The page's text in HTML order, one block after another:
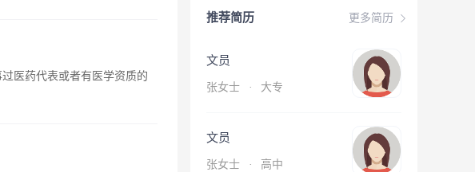
医药代表或者有医学资质的
更多简历
推荐简历
文员
张女士 · 大专
文员
张女士 · 高中